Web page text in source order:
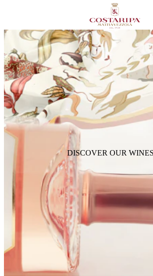
DISCOVER OUR WINES